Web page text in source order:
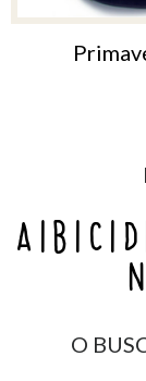
A B C D
N
O